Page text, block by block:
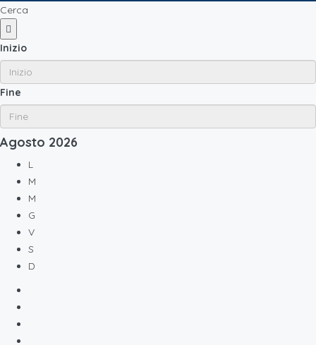
Cerca
Inizio
Fine
Agosto 2026
L
M
M
G
V
S
D